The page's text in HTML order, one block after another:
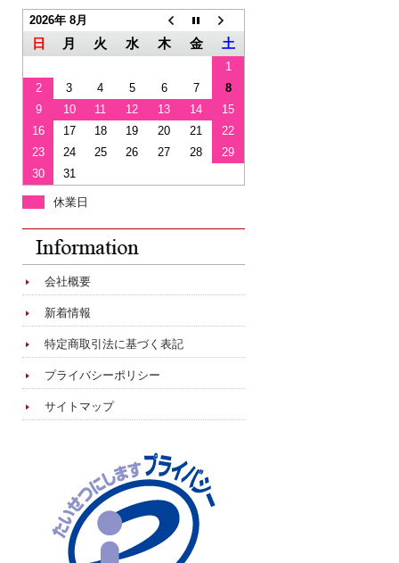
2026年 8月
日 月 火 水 木 金 土
1
2
3 4 5 6 7
8
9
10 11 12 13 14
15
16
17 18 19 20 21
22
23
24 25 26 27 28
29
30
31
休業日
会社概要
新着情報
特定商取引法に基づく表記
プライバシーポリシー
サイトマップ